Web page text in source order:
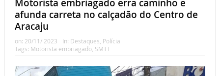
Motorista embriagado erra caminho e
afunda carreta no calçadão do Centro de
Aracaju
on: 20/11/ 2023 In: Destaques, Polícia
Tags: Motorista embriagado, SMTT